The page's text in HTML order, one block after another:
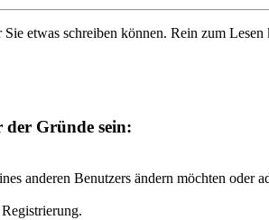
Sie etwas schreiben können. Rein zum
der Gründe sein:
anderen Benutzers ändern möchten oder